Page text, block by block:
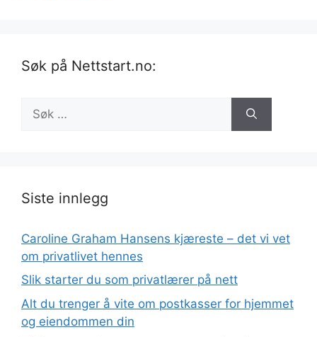
Søk på Nettstart.no:
etter:
Siste innlegg
Caroline Graham Hansens kjæreste – det vi vet
om privatlivet hennes
Slik starter du som privatlærer på nett
Alt du trenger å vite om postkasser for hjemmet
og eiendommen din